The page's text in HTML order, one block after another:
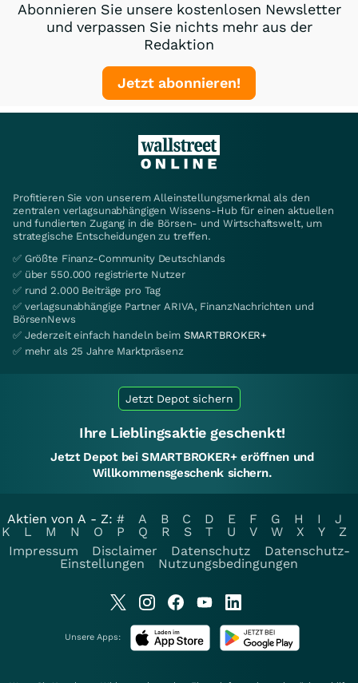
Abonnieren Sie unsere kostenlosen Newsletter
und verpassen Sie nichts mehr aus der
Redaktion
Jetzt abonnieren!
Profitieren Sie von unserem Alleinstellungsmerkmal als den
zentralen verlagsunabhängigen Wissens-Hub für einen aktuellen
und fundierten Zugang in die Börsen- und Wirtschaftswelt, um
strategische Entscheidungen zu treffen.
✅ Größte Finanz-Community Deutschlands
✅ über 550.000 registrierte Nutzer
✅ rund 2.000 Beiträge pro Tag
✅ verlagsunabhängige Partner ARIVA, FinanzNachrichten und
BörsenNews
✅ Jederzeit einfach handeln beim SMARTBROKER+
✅ mehr als 25 Jahre Marktpräsenz
Jetzt Depot sichern
Ihre Lieblingsaktie geschenkt!
Jetzt Depot bei SMARTBROKER+ eröffnen und
Willkommensgeschenk sichern.
Aktien von A - Z: # A B C D E F G H I
J
K
L M N O P Q R S T U V W X Y
Z
Impressum
Disclaimer Datenschutz
Datenschutz-
Einstellungen
Nutzungsbedingungen
Unsere Apps: